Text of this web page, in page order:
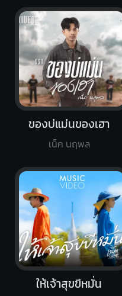
ให้เจ้าสุขขีหมั่น
ของบ่แม่นของเฮา
เน็ค นฤพล